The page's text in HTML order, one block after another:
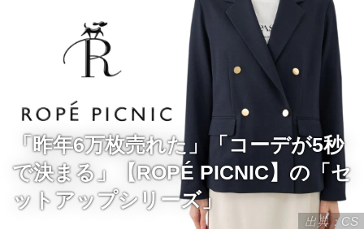
出典：CS
「昨年6万枚売れた」「コーデが5秒
で決まる」【ROPÉ PICNIC】の「セ
ットアップシリーズ」